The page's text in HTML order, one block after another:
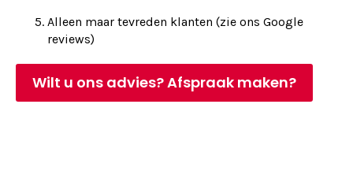
Alleen maar tevreden klanten (zie ons Google
reviews)
Wilt u ons advies? Afspraak maken?